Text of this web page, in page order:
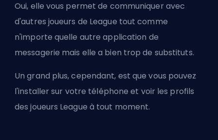
Oui, elle vous permet de communiquer avec
d'autres joueurs de League tout comme
n'importe quelle autre application de
messagerie mais elle a bien trop de substituts.
Un grand plus, cependant, est que vous pouvez
l'installer sur votre téléphone et voir les profils
des joueurs League à tout moment.